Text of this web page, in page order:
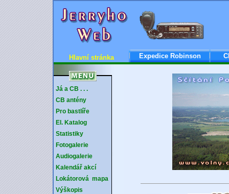
Hlavní stránka Expedice Robinson
Já a CB . . .
CB antény
Pro bastlíře
El. Katalog
Statistiky
Fotogalerie
Audiogalerie
Kalendář akcí
Lokátorová mapa
Výškopis